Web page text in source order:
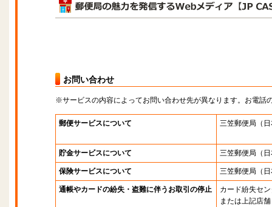
お問い合わせ
※サービスの内容によってお問い合わせ先が異なります。お電話
郵便サービスについて 三笠郵便局 （
貯金サービスについて 三笠郵便局 （
保険サービスについて 三笠郵便局 （
通帳やカードの紛失・盗難に伴うお取引の停止
カード紛失セ
または上記店舗